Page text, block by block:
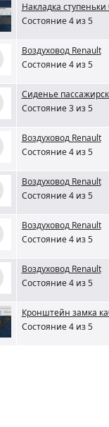
Накладка
Состояние 4 из 5
Воздуховод Renault
Состояние 4 из 5
Сиденье
Состояние 3 из 5
Воздуховод Renault
Состояние 4 из 5
Воздуховод Renault
Состояние 4 из 5
Воздуховод Renault
Состояние 4 из 5
Воздуховод Renault
Состояние 4 из 5
Кронштейн замка
Состояние 4 из 5